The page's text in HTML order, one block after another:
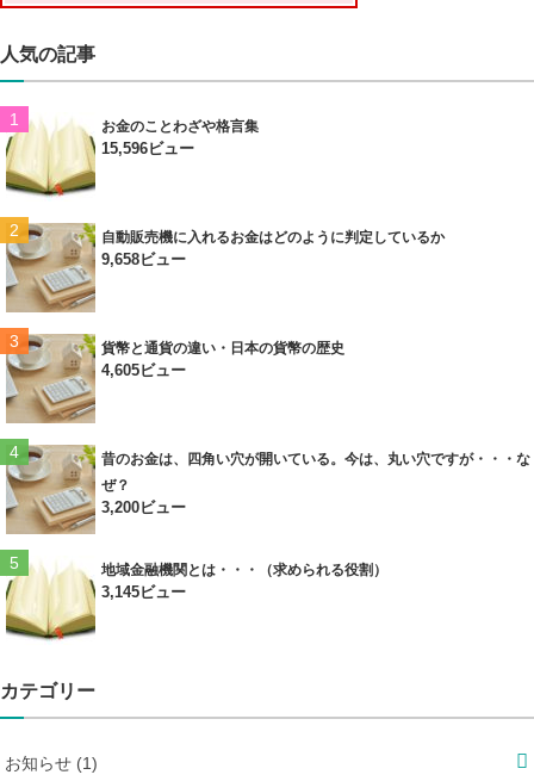
人気の記事
お金のことわざや格言集
15,596ビュー
自動販売機に入れるお金はどのように判定しているか
9,658ビュー
貨幣と通貨の違い・日本の貨幣の歴史
4,605ビュー
昔のお金は、四角い穴が開いている。今は、丸い穴ですが・・・な
ぜ？
3,200ビュー
地域金融機関とは・・・（求められる役割）
3,145ビュー
カテゴリー
お知らせ (1)